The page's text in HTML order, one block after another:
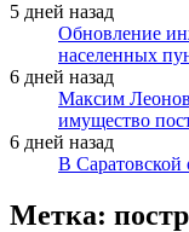
5 дней назад
Обновление
населенных
6 дней назад
Максим Леонов
имущество
6 дней назад
В Саратовской
Метка: